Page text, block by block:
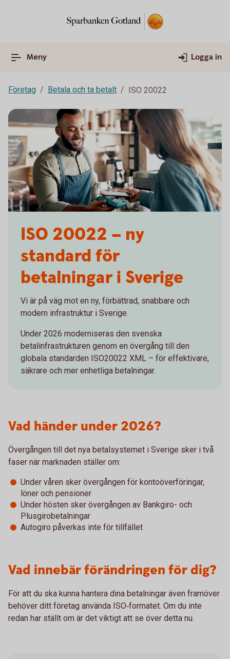
Meny Logga in
Företag Betala och ta betalt ISO 20022
ISO 20022 – ny
standard för
betalningar i Sverige
Vi är på väg mot en ny, förbättrad, snabbare och
modern infrastruktur i Sverige.
Under 2026 moderniseras den svenska
betalinfrastrukturen genom en övergång till den
globala standarden ISO20022 XML – för effektivare,
säkrare och mer enhetliga betalningar.
Vad händer under 2026?
Övergången till det nya betalsystemet i Sverige sker i två
faser när marknaden ställer om:
Under våren sker övergången för kontoöverföringar,
löner och pensioner
Under hösten sker övergången av Bankgiro- och
Plusgirobetalningar
Autogiro påverkas inte för tillfället
Vad innebär förändringen för dig?
För att du ska kunna hantera dina betalningar även framöver
behöver ditt företag använda ISO‑formatet. Om du inte
redan har ställt om är det viktigt att se över detta nu.